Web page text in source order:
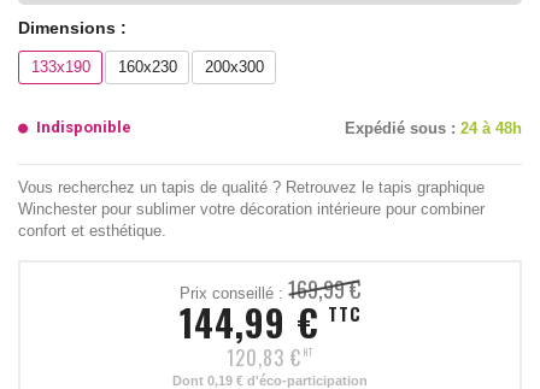
Dimensions :
133x190 160x230 200x300
Indisponible Expédié sous : 24 à 48h
Vous recherchez un tapis de qualité ? Retrouvez le tapis graphique
Winchester pour sublimer votre décoration intérieure pour combiner
confort et esthétique.
Prix conseillé : 169,99 €
144,99 € TTC
120,83 € HT
Dont 0,19 € d'éco-participation